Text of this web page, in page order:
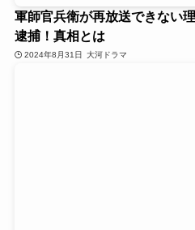
軍師官兵衛が再放送できない
逮捕！真相とは
2024年8月31日 大河ドラマ